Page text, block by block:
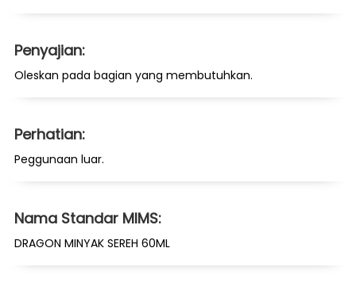
Penyajian:
Oleskan pada bagian yang membutuhkan.
Perhatian:
Peggunaan luar.
Nama Standar MIMS:
DRAGON MINYAK SEREH 60ML